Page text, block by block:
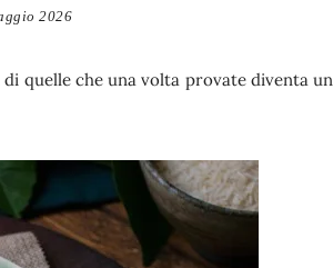
2026
quelle che una volta provate diventa un